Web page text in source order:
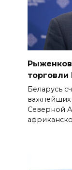
Рыженков
Беларусь
важнейших
Северной